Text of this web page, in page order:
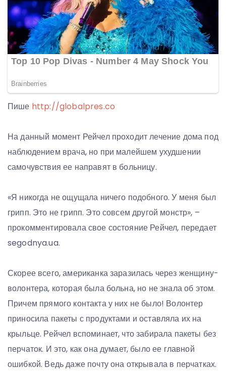
Пише http://globalpres.co
На данный момент Рейчел проходит лечение дома под
наблюдением врача, но при малейшем ухудшении
самочувствия ее направят в больницу.
«Я никогда не ощущала ничего подобного. У меня был
грипп. Это не грипп. Это совсем другой монстр», –
прокомментировала свое состояние Рейчел, передает
segodnya.ua.
Скорее всего, американка заразилась через женщину-
волонтера, которая была больна, но не знала об этом.
Причем прямого контакта у них не было! Волонтер
приносила пакеты с продуктами и оставляла их на
крыльце. Рейчел вспоминает, что забирала пакеты без
перчаток. И это, как она думает, было ее главной
ошибкой. Ведь даже почту она открывала в перчатках.